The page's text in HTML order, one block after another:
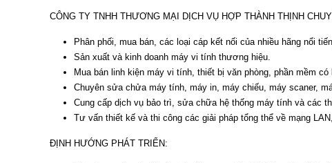
CÔNG TY TNHH THƯƠNG MẠI DỊCH VỤ HỢP THÀNH THỊNH
Phân phối, mua bán, các loại cáp kết nối của nhiều hãng nổi
Sản xuất và kinh doanh máy vi tính thương hiệu.
Mua bán linh kiện máy vi tính, thiết bị văn phòng, phần mềm có
Chuyên sửa chửa máy tính, máy in, máy chiếu, máy scaner,
Cung cấp dịch vụ bảo trì, sửa chữa hệ thống máy tính và các
Tư vấn thiết kế và thi công các giải pháp tổng thể về mạng
ĐỊNH HƯỚNG PHÁT TRIỂN: